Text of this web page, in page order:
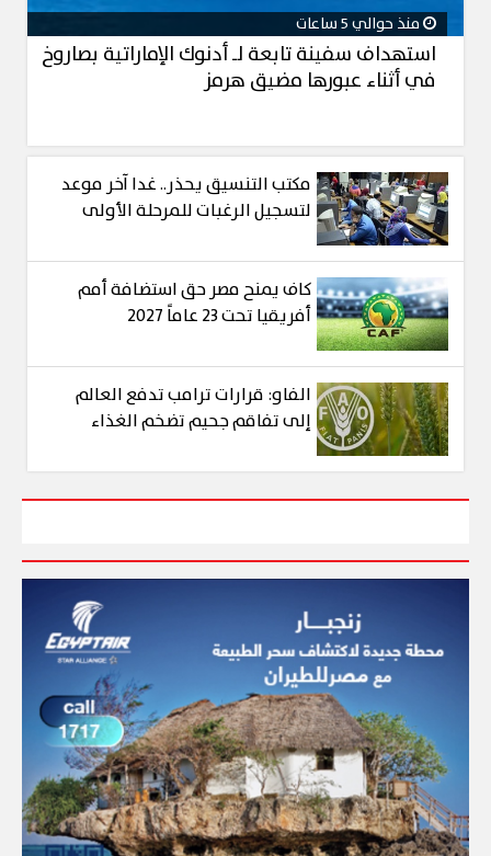
منذ حوالي 5 ساعات
استهداف سفينة تابعة لـ أدنوك الإماراتية بصاروخ
في أثناء عبورها مضيق هرمز
مكتب التنسيق يحذر.. غدا آخر موعد
لتسجيل الرغبات للمرحلة الأولى
كاف يمنح مصر حق استضافة أمم
أفريقيا تحت 23 عاماً 2027
الفاو: قرارات ترامب تدفع العالم
إلى تفاقم جحيم تضخم الغذاء